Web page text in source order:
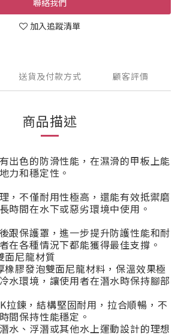
聯絡我們
加入追蹤清單
送貨及付款方式 顧客評價
商品描述
出色的防滑性能，在濕滑的甲板上能
力和穩定性。
，不僅耐用性極高，還能有效抵禦磨
時間在水下或惡劣環境中使用。
跟保護罩，進一步提升防護性能和耐
在各種情況下都能獲得最佳支撐。
面尼龍材質
橡膠發泡雙面尼龍材料，保溫效果極
水環境，讓使用者在潛水時保持腳部
拉鍊，結構堅固耐用，拉合順暢，不
間保持性能穩定。
水、浮潛或其他水上運動設計的理想